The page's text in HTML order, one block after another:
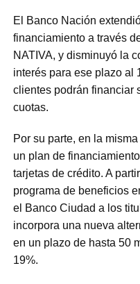
El Banco Nación
financiamiento a través
NATIVA, y disminuyó la
interés para ese plazo al
clientes podrán financiar
cuotas.
Por su parte, en la
un plan de
tarjetas de crédito. A
programa de beneficios
el Banco Ciudad a los
incorpora una nueva
en un plazo de hasta 50
19%.